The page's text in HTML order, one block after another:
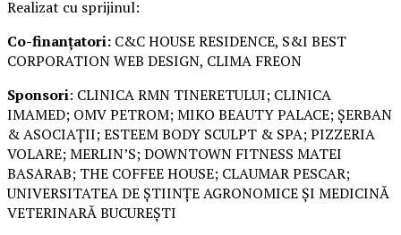
Realizat cu sprijinul:
Co-finanțatori: C&C HOUSE RESIDENCE, S&I BEST
CORPORATION WEB DESIGN, CLIMA FREON
Sponsori: CLINICA RMN TINERETULUI; CLINICA
IMAMED; OMV PETROM; MIKO BEAUTY PALACE; ȘERBAN
& ASOCIAȚII; ESTEEM BODY SCULPT & SPA; PIZZERIA
VOLARE; MERLIN’S; DOWNTOWN FITNESS MATEI
BASARAB; THE COFFEE HOUSE; CLAUMAR PESCAR;
UNIVERSITATEA DE ȘTIINȚE AGRONOMICE ȘI MEDICINĂ
VETERINARĂ BUCUREȘTI